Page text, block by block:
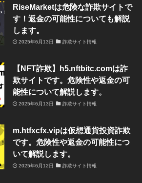
RiseMarketは危険な詐欺サイトで
す！返金の可能性についても解説
します。
2025年6月13日 詐欺サイト情報
【NFT詐欺】h5.nftbitc.comは詐
欺サイトです。危険性や返金の可
能性について解説します。
2025年6月13日 詐欺サイト情報
m.htfxcfx.vipは仮想通貨投資詐欺
です。危険性や返金の可能性につ
いて解説します。
2025年6月12日 詐欺サイト情報